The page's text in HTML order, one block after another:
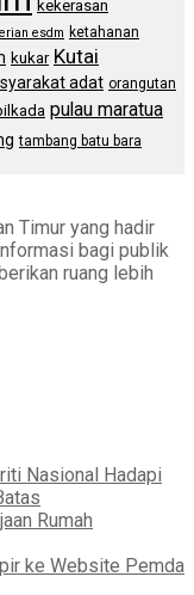
kekerasan
esdm ketahanan
kukar Kutai
adat orangutan
pulau maratua
tambang batu bara
Timur yang hadir
bagi publik
ruang lebih
Nasional Hadapi
Rumah
ke Website Pemda